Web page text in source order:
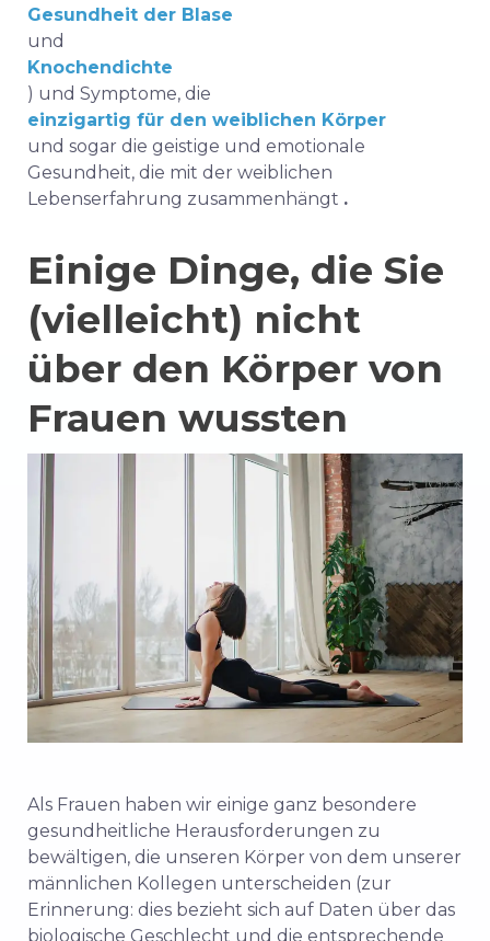
Gesundheit der Blase
und
Knochendichte
) und Symptome, die
einzigartig für den weiblichen Körper
und sogar die geistige und emotionale
Gesundheit, die mit der weiblichen
Lebenserfahrung zusammenhängt .
Einige Dinge, die Sie
(vielleicht) nicht
über den Körper von
Frauen wussten
Als Frauen haben wir einige ganz besondere
gesundheitliche Herausforderungen zu
bewältigen, die unseren Körper von dem unserer
männlichen Kollegen unterscheiden (zur
Erinnerung: dies bezieht sich auf Daten über das
biologische Geschlecht und die entsprechende